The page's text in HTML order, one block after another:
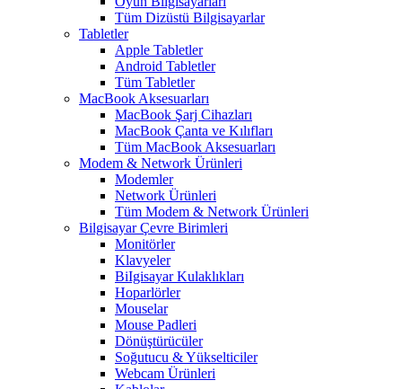
Tüm Dizüstü Bilgisayarlar
Tabletler
Apple Tabletler
Android Tabletler
Tüm Tabletler
MacBook Aksesuarları
MacBook Şarj Cihazları
MacBook Çanta ve Kılıfları
Tüm MacBook Aksesuarları
Modem & Network Ürünleri
Modemler
Network Ürünleri
Tüm Modem & Network Ürünleri
Bilgisayar Çevre Birimleri
Monitörler
Klavyeler
BiIgisayar Kulaklıkları
Hoparlörler
Mouselar
Mouse Padleri
Dönüştürücüler
Soğutucu & Yükselticiler
Webcam Ürünleri